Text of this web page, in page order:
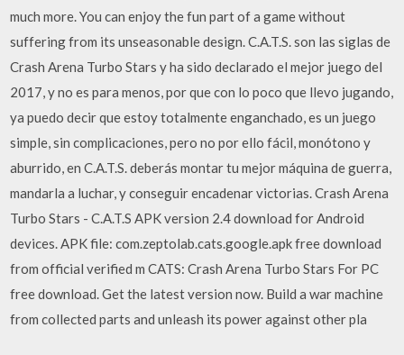
much more. You can enjoy the fun part of a game without
suffering from its unseasonable design. C.A.T.S. son las siglas de
Crash Arena Turbo Stars y ha sido declarado el mejor juego del
2017, y no es para menos, por que con lo poco que llevo jugando,
ya puedo decir que estoy totalmente enganchado, es un juego
simple, sin complicaciones, pero no por ello fácil, monótono y
aburrido, en C.A.T.S. deberás montar tu mejor máquina de guerra,
mandarla a luchar, y conseguir encadenar victorias. Crash Arena
Turbo Stars - C.A.T.S APK version 2.4 download for Android
devices. APK file: com.zeptolab.cats.google.apk free download
from official verified m CATS: Crash Arena Turbo Stars For PC
free download. Get the latest version now. Build a war machine
from collected parts and unleash its power against other pla